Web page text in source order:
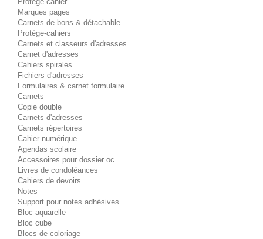
Marques pages
Carnets de bons & détachable
Protège-cahiers
Carnets et classeurs d'adresses
Carnet d'adresses
Cahiers spirales
Fichiers d'adresses
Formulaires & carnet formulaire
Carnets
Copie double
Carnets d'adresses
Carnets répertoires
Cahier numérique
Agendas scolaire
Accessoires pour dossier oc
Livres de condoléances
Cahiers de devoirs
Notes
Support pour notes adhésives
Bloc aquarelle
Bloc cube
Blocs de coloriage